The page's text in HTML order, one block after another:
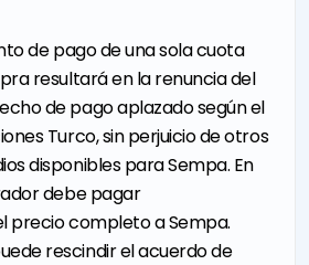
de pago de una sola cuota
resultará en la renuncia del
de pago aplazado según el
Turco, sin perjuicio de otros
disponibles para Sempa. En
debe pagar
precio completo a Sempa.
rescindir el acuerdo de